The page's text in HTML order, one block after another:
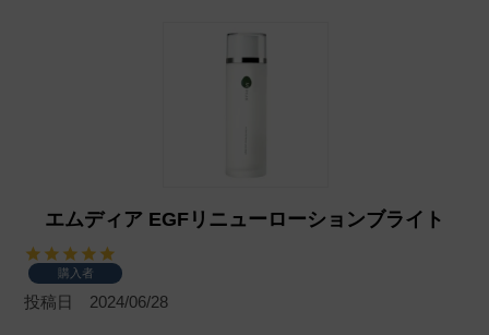
エムディア EGFリニューローションブライト
購入者
投稿日 2024/06/28